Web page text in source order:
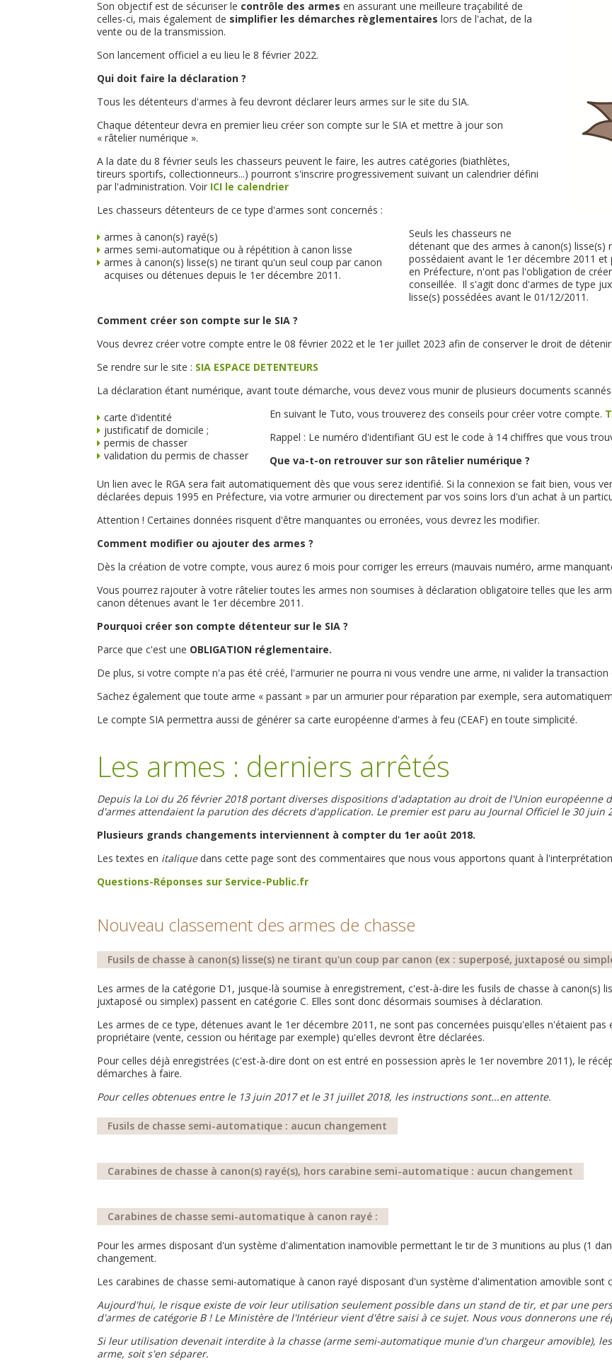
Son objectif est de sécuriser le contrôle des armes en assurant une meilleure traçabilité de
celles-ci, mais également de simplifier les démarches règlementaires lors de l'achat, de la
vente ou de la transmission.
Son lancement officiel a eu lieu le 8 février 2022.
Qui doit faire la déclaration ?
Tous les détenteurs d'armes à feu devront déclarer leurs armes sur le site du SIA.
Chaque détenteur devra en premier lieu créer son compte sur le SIA et mettre à jour son
« râtelier numérique ».
A la date du 8 février seuls les chasseurs peuvent le faire, les autres catégories (biathlètes,
tireurs sportifs, collectionneurs...) pourront s'inscrire progressivement suivant un calendrier défini
par l'administration. Voir ICI le calendrier
Les chasseurs détenteurs de ce type d'armes sont concernés :
armes à canon(s) rayé(s)
armes semi-automatique ou à répétition à canon lisse
armes à canon(s) lisse(s) ne tirant qu'un seul coup par canon
acquises ou détenues depuis le 1er décembre 2011.
Seuls les chasseurs ne
détenant que des armes à canon(s)
possédaient avant le 1er décembre 2011
en Préfecture, n'ont pas l'obligation de
conseillée. Il s'agit donc d'armes de type
lisse(s) possédées avant le 01/12/2011.
Comment créer son compte sur le SIA ?
Vous devrez créer votre compte entre le 08 février 2022 et le 1er juillet 2023 afin de conserver le droit de
Se rendre sur le site : SIA ESPACE DETENTEURS
La déclaration étant numérique, avant toute démarche, vous devez vous munir de plusieurs documents scannés
carte d'identité
justificatif de domicile ;
permis de chasser
validation du permis de chasser
En suivant le Tuto, vous trouverez des conseils pour créer votre compte.
Rappel : Le numéro d'identifiant GU est le code à 14 chiffres que vous
Que va-t-on retrouver sur son râtelier numérique ?
Un lien avec le RGA sera fait automatiquement dès que vous serez identifié. Si la connexion se fait bien, vous
déclarées depuis 1995 en Préfecture, via votre armurier ou directement par vos soins lors d'un achat à un
Attention ! Certaines données risquent d'être manquantes ou erronées, vous devrez les modifier.
Comment modifier ou ajouter des armes ?
Dès la création de votre compte, vous aurez 6 mois pour corriger les erreurs (mauvais numéro, arme
Vous pourrez rajouter à votre râtelier toutes les armes non soumises à déclaration obligatoire telles que les
canon détenues avant le 1er décembre 2011.
Pourquoi créer son compte détenteur sur le SIA ?
Parce que c'est une OBLIGATION réglementaire.
De plus, si votre compte n'a pas été créé, l'armurier ne pourra ni vous vendre une arme, ni valider la transaction
Sachez également que toute arme « passant » par un armurier pour réparation par exemple, sera
Le compte SIA permettra aussi de générer sa carte européenne d'armes à feu (CEAF) en toute simplicité.
Les armes : derniers arrêtés
Depuis la Loi du 26 février 2018 portant diverses dispositions d'adaptation au droit de l'Union européenne
d'armes attendaient la parution des décrets d'application. Le premier est paru au Journal Officiel le 30 juin
Plusieurs grands changements interviennent à compter du 1er août 2018.
Les textes en italiquedans cette page sont des commentaires que nous vous apportons quant à
Questions-Réponses sur Service-Public.fr
Nouveau classement des armes de chasse
Fusils de chasse à canon(s) lisse(s) ne tirant qu'un coup par canon (ex : superposé, juxtaposé ou
Les armes de la catégorie D1, jusque-là soumise à enregistrement, c'est-à-dire les fusils de chasse à canon(s)
juxtaposé ou simplex) passent en catégorie C. Elles sont donc désormais soumises à déclaration.
Les armes de ce type, détenues avant le 1er décembre 2011, ne sont pas concernées puisqu'elles n'étaient
propriétaire (vente, cession ou héritage par exemple) qu'elles devront être déclarées.
Pour celles déjà enregistrées (c'est-à-dire dont on est entré en possession après le 1er novembre 2011), le
démarches à faire.
Pour celles obtenues entre le 13 juin 2017 et le 31 juillet 2018, les instructions sont...en attente.
Fusils de chasse semi-automatique : aucun changement
Carabines de chasse à canon(s) rayé(s), hors carabine semi-automatique : aucun changement
Carabines de chasse semi-automatique à canon rayé :
Pour les armes disposant d'un système d'alimentation inamovible permettant le tir de 3 munitions au plus (1
changement.
Les carabines de chasse semi-automatique à canon rayé disposant d'un système d'alimentation amovible
Aujourd'hui, le risque existe de voir leur utilisation seulement possible dans un stand de tir, et par une
d'armes de catégorie B ! Le Ministère de l'Intérieur vient d'être saisi à ce sujet. Nous vous donnerons une
Si leur utilisation devenait interdite à la chasse (arme semi-automatique munie d'un chargeur amovible),
arme, soit s'en séparer.